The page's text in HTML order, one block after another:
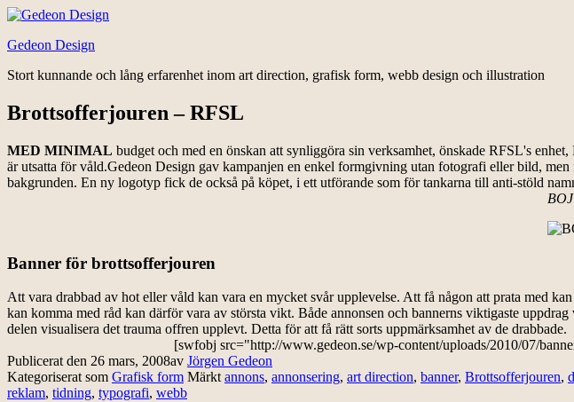
Hoppa
innehåll
Gedeon Design
Stort kunnande och lång erfarenhet inom art direction, grafisk form, webb design och illustration
Brottsofferjouren – RFSL
MED MINIMAL budget och med en önskan att synliggöra sin verksamhet, önskade RFSL's
är utsatta för våld.Gedeon Design gav kampanjen en enkel formgivning utan fotografi eller bild,
bakgrunden. En ny logotyp fick de också på köpet, i ett utförande som för tankarna till anti-stöld
Banner för brottsofferjouren
Att vara drabbad av hot eller våld kan vara en mycket svår upplevelse. Att få någon att prata med
kan komma med råd kan därför vara av största vikt. Både annonsen och bannerns viktigaste
delen visualisera det trauma offren upplevt. Detta för att få rätt sorts uppmärksamhet av de drabbade.
[swfobj src="http://www.gedeon.se/wp-content/uploads/2010/07/
Publicerat den 26 mars, 2008av Jörgen Gedeon
Kategoriserat som Grafisk form Märkt annons, annonsering, art direction, banner, Brottsofferjouren,
reklam, tidning, typografi, webb